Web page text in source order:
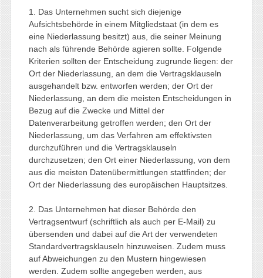
1. Das Unternehmen sucht sich diejenige
Aufsichtsbehörde in einem Mitgliedstaat (in dem es
eine Niederlassung besitzt) aus, die seiner Meinung
nach als führende Behörde agieren sollte. Folgende
Kriterien sollten der Entscheidung zugrunde liegen: der
Ort der Niederlassung, an dem die Vertragsklauseln
ausgehandelt bzw. entworfen werden; der Ort der
Niederlassung, an dem die meisten Entscheidungen in
Bezug auf die Zwecke und Mittel der
Datenverarbeitung getroffen werden; den Ort der
Niederlassung, um das Verfahren am effektivsten
durchzuführen und die Vertragsklauseln
durchzusetzen; den Ort einer Niederlassung, von dem
aus die meisten Datenübermittlungen stattfinden; der
Ort der Niederlassung des europäischen Hauptsitzes.
2. Das Unternehmen hat dieser Behörde den
Vertragsentwurf (schriftlich als auch per E-Mail) zu
übersenden und dabei auf die Art der verwendeten
Standardvertragsklauseln hinzuweisen. Zudem muss
auf Abweichungen zu den Mustern hingewiesen
werden. Zudem sollte angegeben werden, aus